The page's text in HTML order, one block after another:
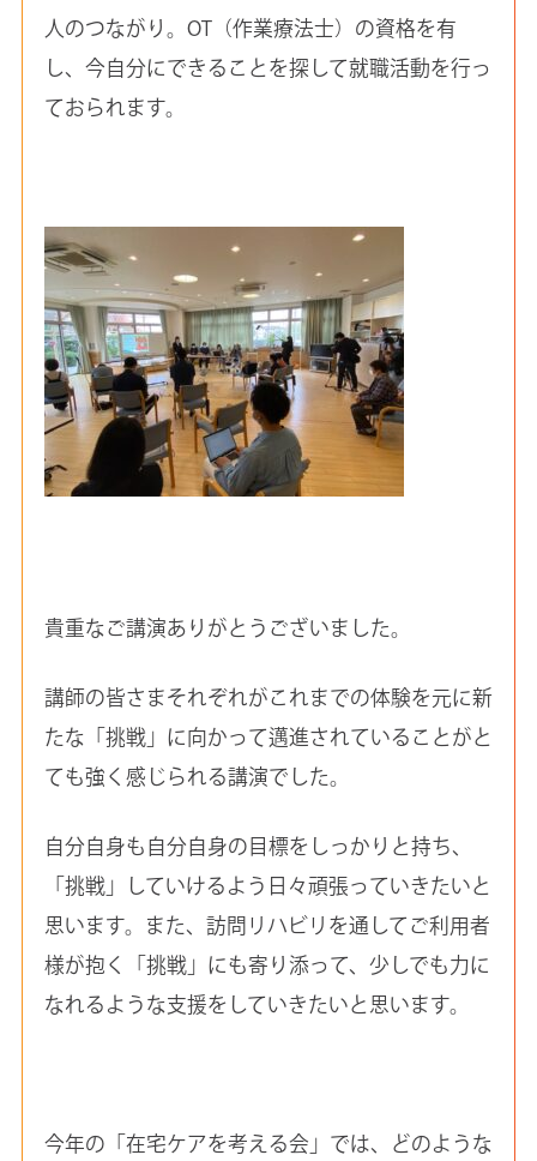
人のつながり。OT（作業療法士）の資格を有
し、今自分にできることを探して就職活動を行っ
ておられます。
貴重なご講演ありがとうございました。
講師の皆さまそれぞれがこれまでの体験を元に新
たな「挑戦」に向かって邁進されていることがと
ても強く感じられる講演でした。
自分自身も自分自身の目標をしっかりと持ち、
「挑戦」していけるよう日々頑張っていきたいと
思います。また、訪問リハビリを通してご利用者
様が抱く「挑戦」にも寄り添って、少しでも力に
なれるような支援をしていきたいと思います。
今年の「在宅ケアを考える会」では、どのような